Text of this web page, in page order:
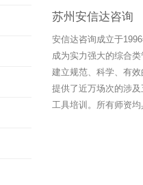
苏州安信达咨询
安信达咨询成立于
成为实力强大的综合
建立规范、科学、有
提供了近万场次的涉
工具培训。所有师资